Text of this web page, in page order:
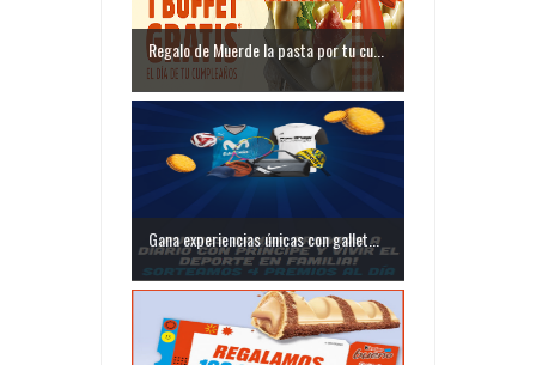
Regalo de Muerde la pasta por tu cu...
Gana experiencias únicas con gallet...